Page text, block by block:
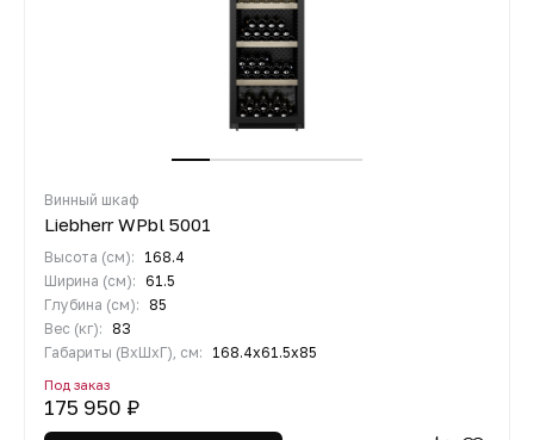
Винный шкаф
Liebherr WPbl 5001
Высота (см):
168.4
Ширина (см): 61.5
Глубина (см):
85
Вес (кг):
83
Габариты (ВхШхГ), см:
168.4х61.5х85
Под заказ
175 950 ₽